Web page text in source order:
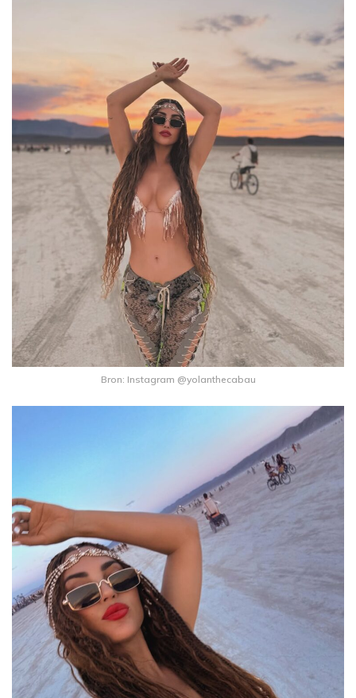
Bron: Instagram @yolanthecabau